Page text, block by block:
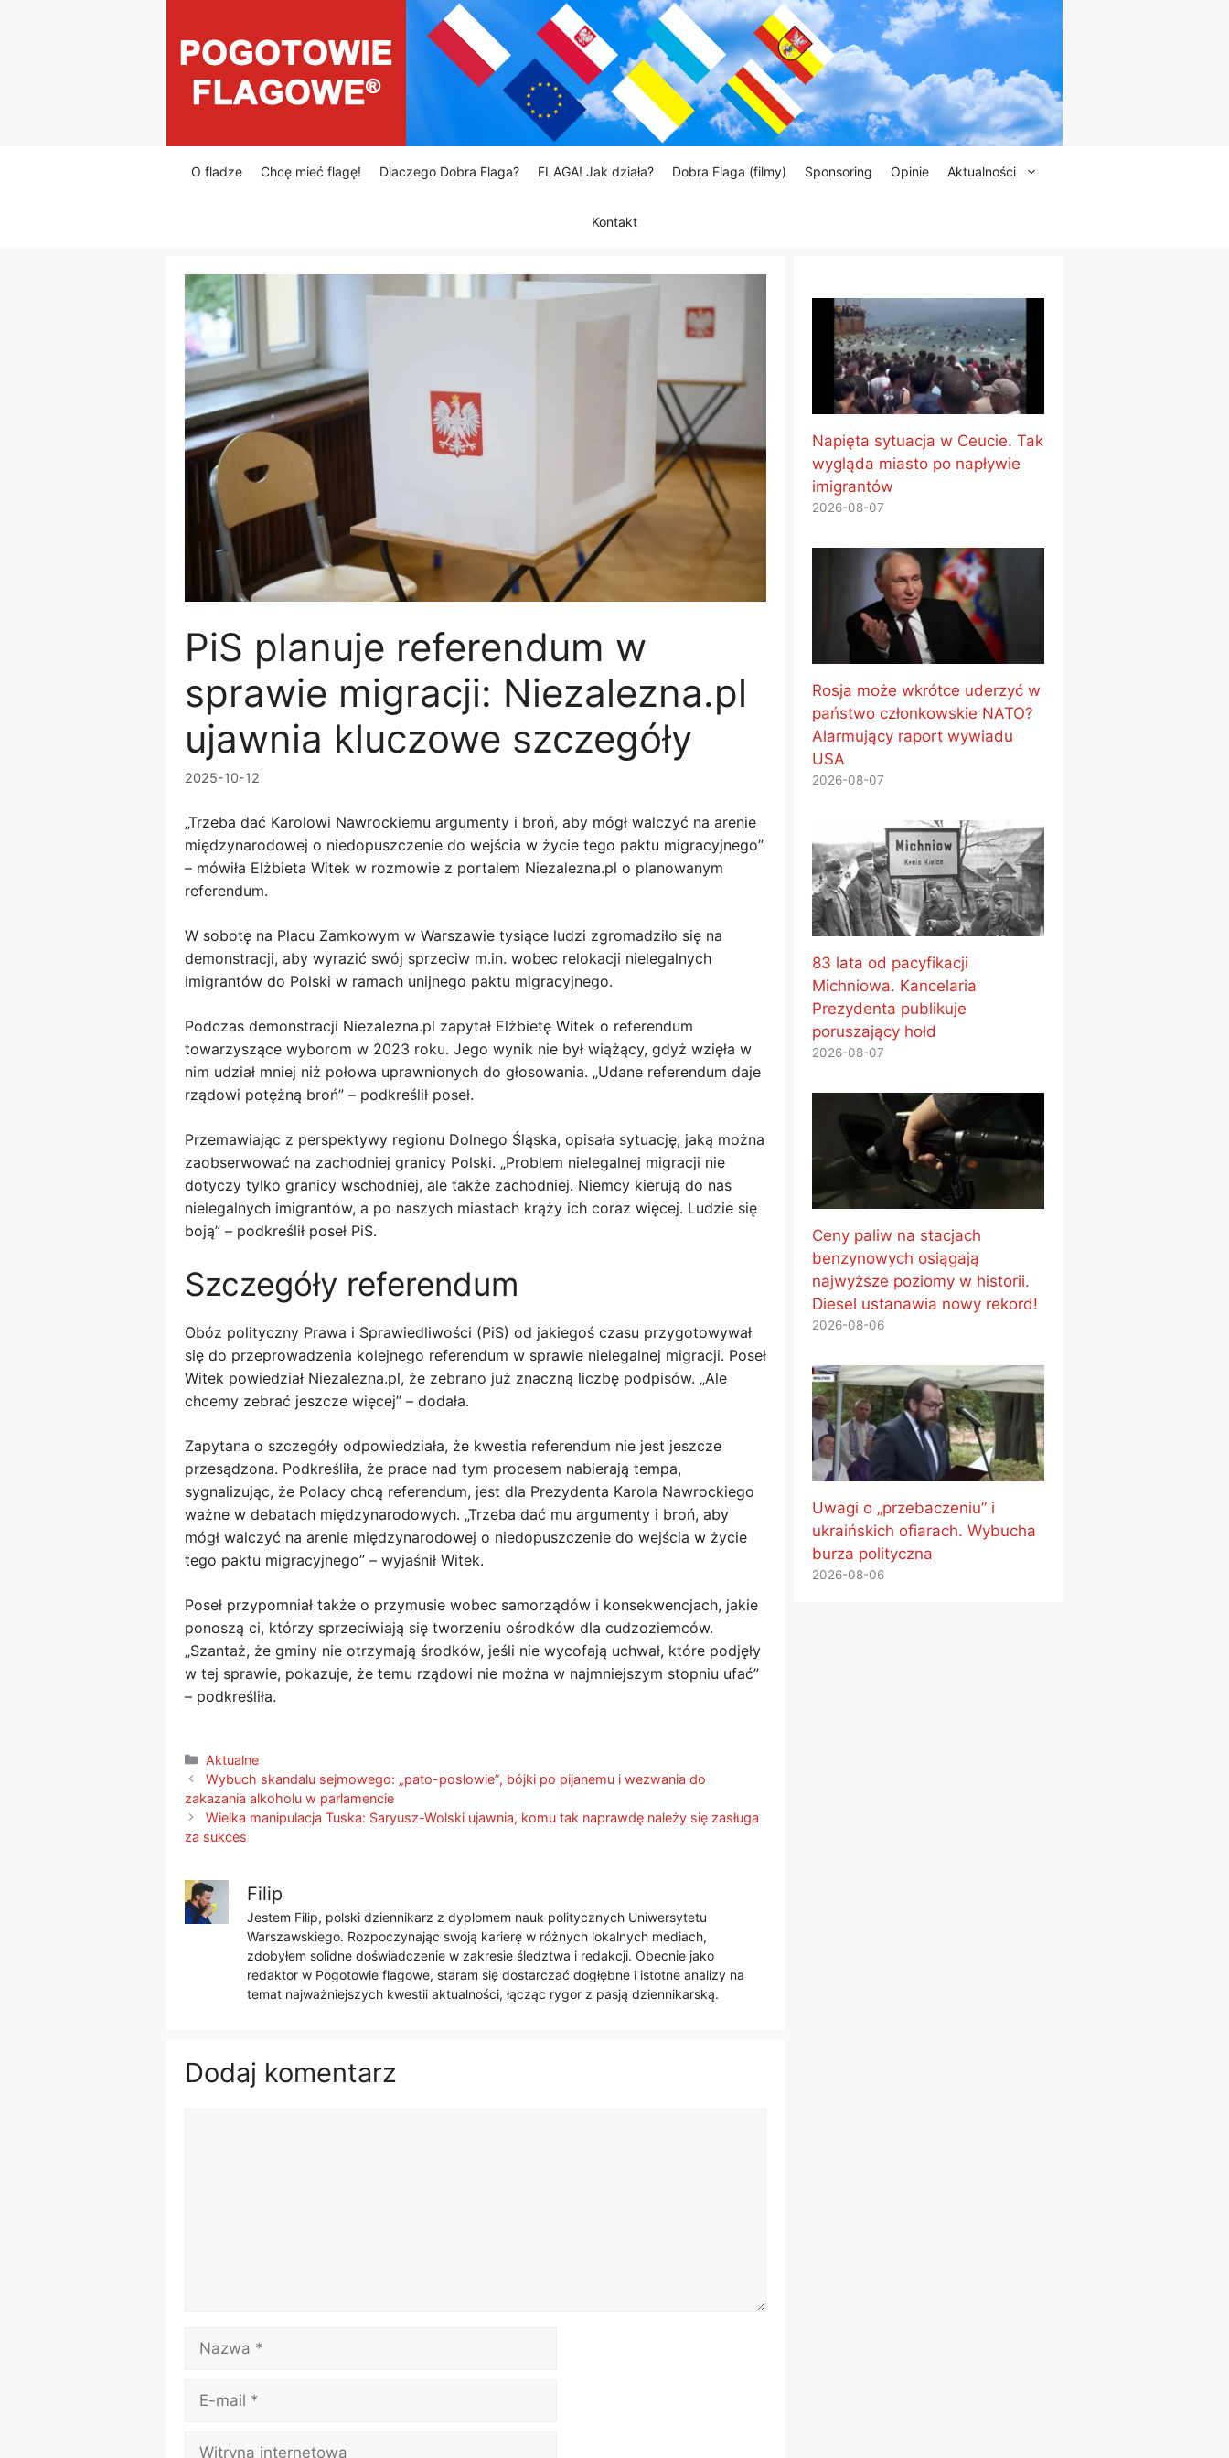
O fladze Chcę mieć flagę! Dlaczego Dobra Flaga? FLAGA! Jak działa? Dobra Flaga (filmy) Sponsoring Opinie Aktualności
Kontakt
PiS planuje referendum w
sprawie migracji: Niezalezna.pl
ujawnia kluczowe szczegóły
2025-10-12
„Trzeba dać Karolowi Nawrockiemu argumenty i broń, aby mógł walczyć na arenie
międzynarodowej o niedopuszczenie do wejścia w życie tego paktu migracyjnego”
– mówiła Elżbieta Witek w rozmowie z portalem Niezalezna.pl o planowanym
referendum.
W sobotę na Placu Zamkowym w Warszawie tysiące ludzi zgromadziło się na
demonstracji, aby wyrazić swój sprzeciw m.in. wobec relokacji nielegalnych
imigrantów do Polski w ramach unijnego paktu migracyjnego.
Podczas demonstracji Niezalezna.pl zapytał Elżbietę Witek o referendum
towarzyszące wyborom w 2023 roku. Jego wynik nie był wiążący, gdyż wzięła w
nim udział mniej niż połowa uprawnionych do głosowania. „Udane referendum daje
rządowi potężną broń” – podkreślił poseł.
Przemawiając z perspektywy regionu Dolnego Śląska, opisała sytuację, jaką można
zaobserwować na zachodniej granicy Polski. „Problem nielegalnej migracji nie
dotyczy tylko granicy wschodniej, ale także zachodniej. Niemcy kierują do nas
nielegalnych imigrantów, a po naszych miastach krąży ich coraz więcej. Ludzie się
boją” – podkreślił poseł PiS.
Szczegóły referendum
Obóz polityczny Prawa i Sprawiedliwości (PiS) od jakiegoś czasu przygotowywał
się do przeprowadzenia kolejnego referendum w sprawie nielegalnej migracji. Poseł
Witek powiedział Niezalezna.pl, że zebrano już znaczną liczbę podpisów. „Ale
chcemy zebrać jeszcze więcej” – dodała.
Zapytana o szczegóły odpowiedziała, że ​​kwestia referendum nie jest jeszcze
przesądzona. Podkreśliła, że ​​prace nad tym procesem nabierają tempa,
sygnalizując, że Polacy chcą referendum, jest dla Prezydenta Karola Nawrockiego
ważne w debatach międzynarodowych. „Trzeba dać mu argumenty i broń, aby
mógł walczyć na arenie międzynarodowej o niedopuszczenie do wejścia w życie
tego paktu migracyjnego” – wyjaśnił Witek.
Poseł przypomniał także o przymusie wobec samorządów i konsekwencjach, jakie
ponoszą ci, którzy sprzeciwiają się tworzeniu ośrodków dla cudzoziemców.
„Szantaż, że gminy nie otrzymają środków, jeśli nie wycofają uchwał, które podjęły
w tej sprawie, pokazuje, że temu rządowi nie można w najmniejszym stopniu ufać”
– podkreśliła.
Kategorie
Aktualne
Wybuch skandalu sejmowego: „pato-posłowie”, bójki po pijanemu i wezwania do
zakazania alkoholu w parlamencie
Wielka manipulacja Tuska: Saryusz-Wolski ujawnia, komu tak naprawdę należy się zasługa
za sukces
Filip
Jestem Filip, polski dziennikarz z dyplomem nauk politycznych Uniwersytetu
Warszawskiego. Rozpoczynając swoją karierę w różnych lokalnych mediach,
zdobyłem solidne doświadczenie w zakresie śledztwa i redakcji. Obecnie jako
redaktor w Pogotowie flagowe, staram się dostarczać dogłębne i istotne analizy na
temat najważniejszych kwestii aktualności, łącząc rygor z pasją dziennikarską.
Dodaj komentarz
Nazwa
Witryna
Napięta sytuacja w Ceucie. Tak
wygląda miasto po napływie
imigrantów
2026-08-07
Rosja może wkrótce uderzyć w
państwo członkowskie NATO?
Alarmujący raport wywiadu
USA
2026-08-07
83 lata od pacyfikacji
Michniowa. Kancelaria
Prezydenta publikuje
poruszający hołd
2026-08-07
Ceny paliw na stacjach
benzynowych osiągają
najwyższe poziomy w historii.
Diesel ustanawia nowy rekord!
2026-08-06
Uwagi o „przebaczeniu” i
ukraińskich ofiarach. Wybucha
burza polityczna
2026-08-06